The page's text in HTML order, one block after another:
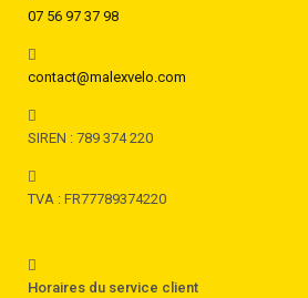
07 56 97 37 98
contact@malexvelo.com
SIREN : 789 374 220
TVA : FR77789374220
Horaires du service client